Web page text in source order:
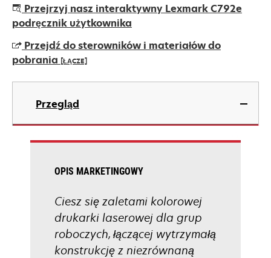
opens
in
new
tab
Przejrzyj nasz interaktywny Lexmark C792e
podręcznik użytkownika
Przejdź do sterowników i materiałów do
pobrania [ŁĄCZE]
opens
new
Przegląd
OPIS MARKETINGOWY
Ciesz się zaletami kolorowej
drukarki laserowej dla grup
roboczych, łączącej wytrzymałą
konstrukcję z niezrównaną